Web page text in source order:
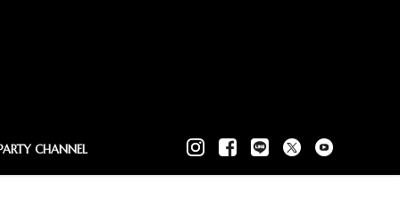
CHANNEL